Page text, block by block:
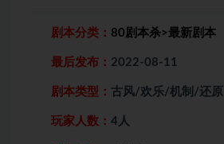
剧本分类： 80剧本杀>最新剧本
最后发布： 2022-08-11
剧本类型： 古风/欢乐/机制/还原
玩家人数： 4人